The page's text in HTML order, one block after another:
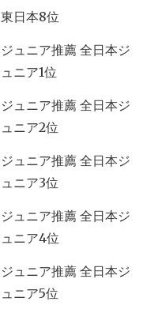
東日本8位
ジュニア推薦 全日本ジ
ュニア1位
ジュニア推薦 全日本ジ
ュニア2位
ジュニア推薦 全日本ジ
ュニア3位
ジュニア推薦 全日本ジ
ュニア4位
ジュニア推薦 全日本ジ
ュニア5位